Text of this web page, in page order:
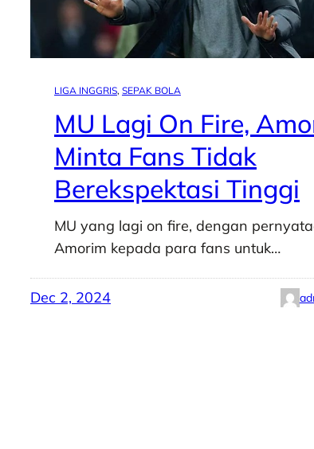
LIGA INGGRIS, SEPAK BOLA
MU Lagi On Fire,
Minta Fans Tidak
Berekspektasi Tinggi
MU yang lagi on fire, dengan
Amorim kepada para fans untuk…
Dec 2, 2024